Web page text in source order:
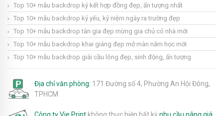
Top 10+ mẫu backdrop ký kết hợp đồng đẹp, ấn tượng nhất
Top 10+ mẫu backdrop kỷ yếu, kỷ niệm ngày ra trường đẹp
Top 10+ mẫu backdrop tân gia đẹp mừng gia chủ có nhà mới
Top 10+ mẫu backdrop khai giảng đẹp mở màn năm học mới
Top 10+ mẫu backdrop giải cầu lông đẹp, sinh động, ấn tượng
Địa chỉ văn phòng: 171 Đường số 4, Phường An Hội Đông,
TPHCM
Công ty Vie Print không thực hiện bất kỳnhu cầu nâng giá